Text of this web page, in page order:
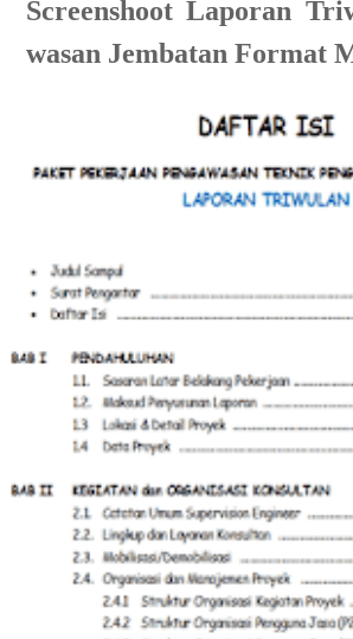
ScreenshootLaporan
wasan Jembatan Format